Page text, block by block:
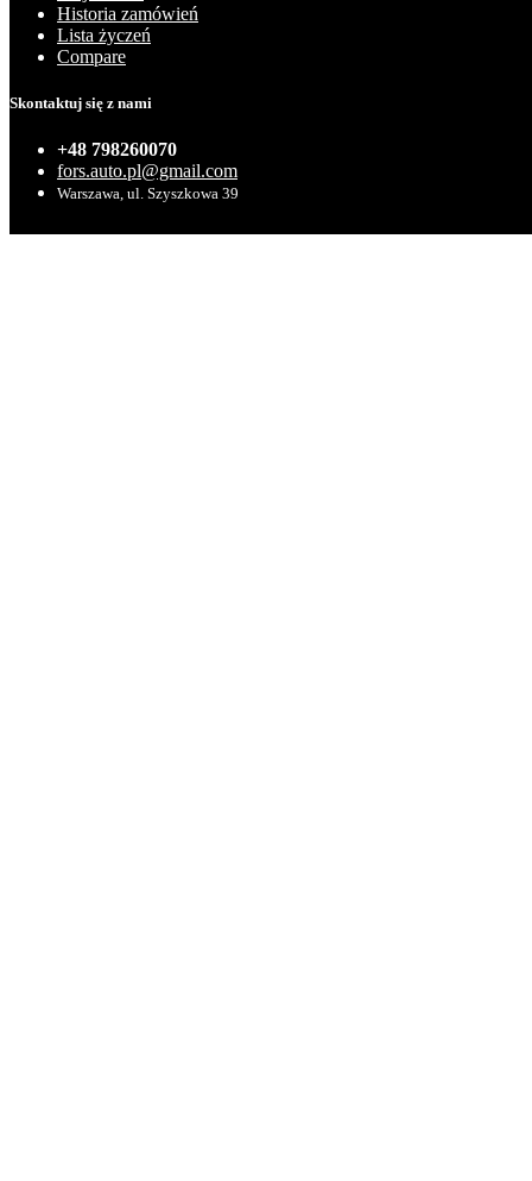
Historia zamówień
Lista życzeń
Compare
Skontaktuj się z nami
+48 798260070
fors.auto.pl@gmail.com
Warszawa, ul. Szyszkowa 39